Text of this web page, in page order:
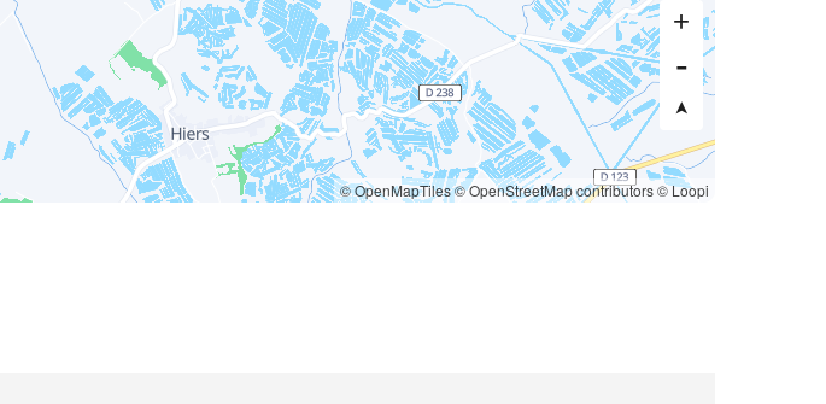
© OpenMapTiles© OpenStreetMap contributors© Loopi